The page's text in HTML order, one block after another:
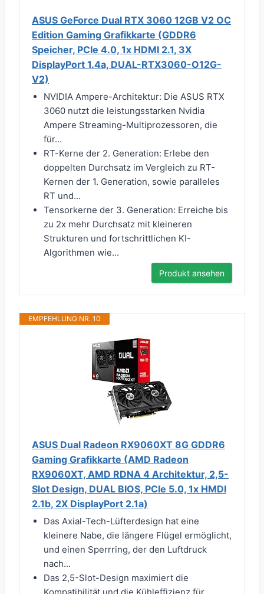
ASUS GeForce Dual RTX 3060 12GB V2 OC
Edition Gaming Grafikkarte (GDDR6
Speicher, PCIe 4.0, 1x HDMI 2.1, 3X
DisplayPort 1.4a, DUAL-RTX3060-O12G-
V2)
NVIDIA Ampere-Architektur: Die ASUS RTX
3060 nutzt die leistungsstarken Nvidia
Ampere Streaming-Multiprozessoren, die
für...
RT-Kerne der 2. Generation: Erlebe den
doppelten Durchsatz im Vergleich zu RT-
Kernen der 1. Generation, sowie paralleles
RT und...
Tensorkerne der 3. Generation: Erreiche bis
zu 2x mehr Durchsatz mit kleineren
Strukturen und fortschrittlichen KI-
Algorithmen wie...
Produkt ansehen
EMPFEHLUNG NR. 10
ASUS Dual Radeon RX9060XT 8G GDDR6
Gaming Grafikkarte (AMD Radeon
RX9060XT, AMD RDNA 4 Architektur, 2,5-
Slot Design, DUAL BIOS, PCIe 5.0, 1x HMDI
2.1b, 2X DisplayPort 2.1a)
Das Axial-Tech-Lüfterdesign hat eine
kleinere Nabe, die längere Flügel ermöglicht,
und einen Sperrring, der den Luftdruck
nach...
Das 2,5-Slot-Design maximiert die